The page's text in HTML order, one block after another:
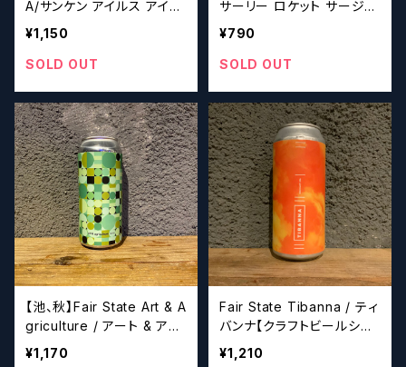
A/サンケン アイルス アイピ
ーエー【クラフトビールシザ
ーズ】
¥1,150
SOLD OUT
サーリー ロケット サージェ
リー
¥790
SOLD OUT
【池、秋】Fair State Art & A
griculture / アート & アグ
リカルチャー【クラフトビー
ルシザーズ】
¥1,170
Fair State Tibanna / ティ
バンナ【クラフトビールシザ
ーズ】
¥1,210